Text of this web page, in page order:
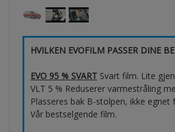
HVILKEN EVOFILM PASSER DINE
EVO 95 % SVART Svart film. Lite
VLT 5 % Reduserer varmestråling
Plasseres bak B-stolpen, ikke egnet
Vår bestselgende film.